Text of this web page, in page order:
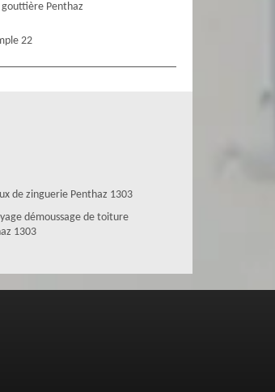
Penthaz
22
de zinguerie Penthaz 1303
démoussage de toiture
1303